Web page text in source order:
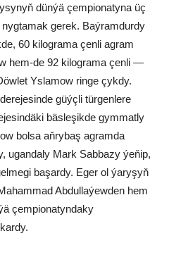
dünýä çempionatyna üç
gerek. Baýramdurdy
60 kilograma çenli agram
hem-de 92 kilograma çenli —
Yslamow ringe çykdy.
güýçli türgenlere
bäsleşikde gymmatly
bolsa aňrybaş agramda
ugandaly Mark Sabbazy ýeňip,
başardy. Eger ol ýaryşyň
Abdullaýewden hem
çempionatyndaky